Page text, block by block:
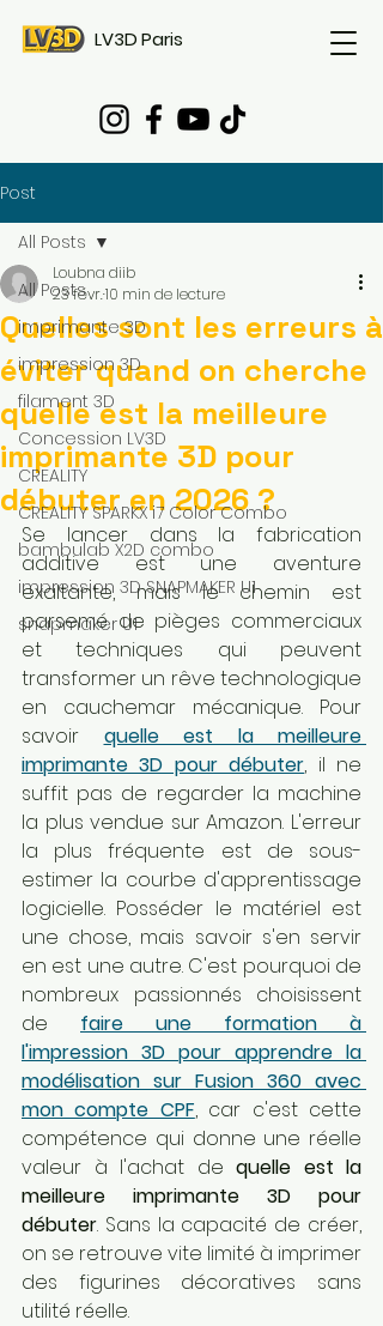
LV3D Paris
Post
All Posts
imprimante 3D
impression 3D
filament 3D
Concession LV3D
CREALITY
CREALITY SPARKX i7 Color Combo
bambulab X2D combo
impression 3D SNAPMAKER U1
snapmaker U1
All Posts
Quelles sont les erreurs à
éviter quand on cherche
quelle est la meilleure
imprimante 3D pour
débuter en 2026 ?
Loubna diib
23 févr.10 min de lecture
Se lancer dans la fabrication
additive est une aventure
exaltante, mais le chemin est
parsemé de pièges commerciaux
et techniques qui peuvent
transformer un rêve technologique
en cauchemar mécanique. Pour
savoir quelle est la meilleure
imprimante 3D pour débuter, il ne
suffit pas de regarder la machine
la plus vendue sur Amazon. L'erreur
la plus fréquente est de sous-
estimer la courbe d'apprentissage
logicielle. Posséder le matériel est
une chose, mais savoir s'en servir
en est une autre. C'est pourquoi de
nombreux passionnés choisissent
de faire une formation à
l'impression 3D pour apprendre la
modélisation sur Fusion 360 avec
mon compte CPF, car c'est cette
compétence qui donne une réelle
valeur à l'achat de quelle est la
meilleure imprimante 3D pour
débuter. Sans la capacité de créer,
on se retrouve vite limité à imprimer
des figurines décoratives sans
utilité réelle.